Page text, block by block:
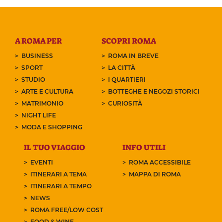
A ROMA PER
BUSINESS
SPORT
STUDIO
ARTE E CULTURA
MATRIMONIO
NIGHT LIFE
MODA E SHOPPING
SCOPRI ROMA
ROMA IN BREVE
LA CITTÀ
I QUARTIERI
BOTTEGHE E NEGOZI STORICI
CURIOSITÀ
IL TUO VIAGGIO
EVENTI
ITINERARI A TEMA
ITINERARI A TEMPO
NEWS
ROMA FREE/LOW COST
INFO UTILI
ROMA ACCESSIBILE
MAPPA DI ROMA